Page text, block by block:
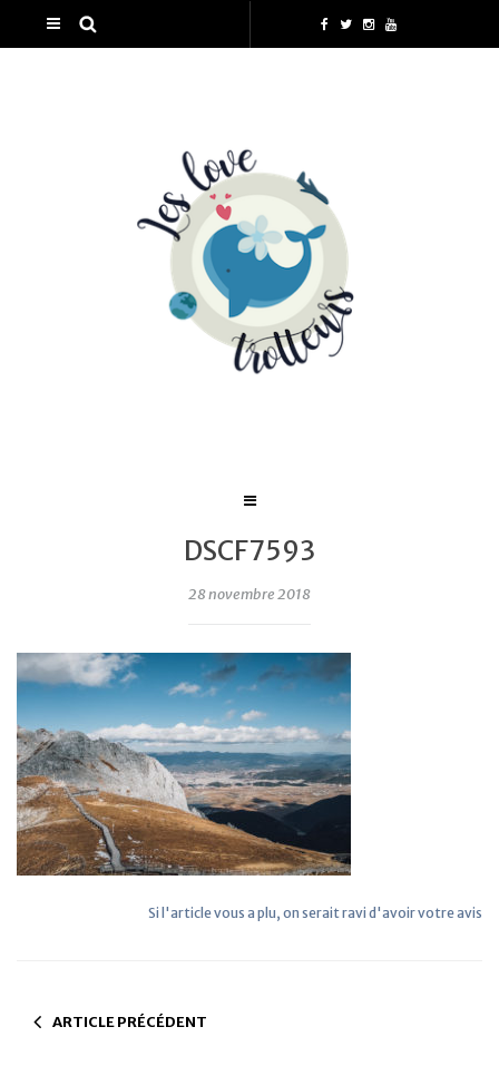
DSCF7593
28 novembre 2018
Si l'article vous a plu, on serait ravi d'avoir votre avis
ARTICLE PRÉCÉDENT